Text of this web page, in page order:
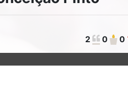
2 0 0